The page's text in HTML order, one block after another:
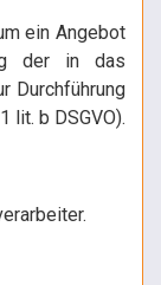
ein Angebot
der in das
Durchführung
lit. b DSGVO).